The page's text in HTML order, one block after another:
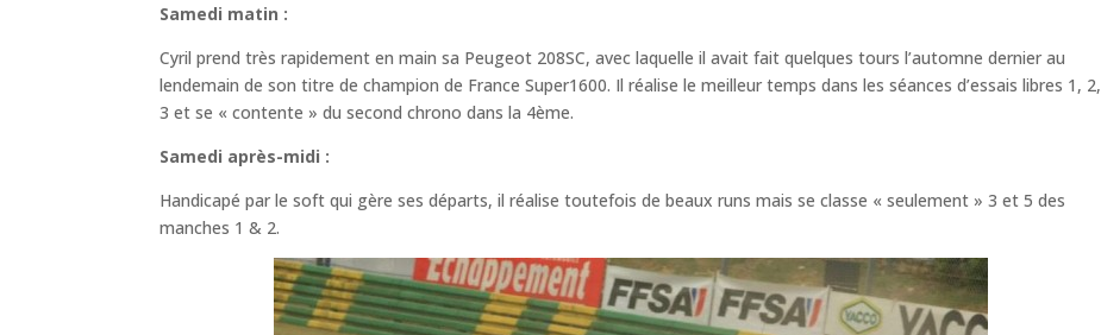
Samedi matin :
Cyril prend très rapidement en main sa Peugeot 208SC, avec laquelle il avait fait quelques tours l’automne dernier au
lendemain de son titre de champion de France Super1600. Il réalise le meilleur temps dans les séances d’essais libres 1, 2,
3 et se « contente » du second chrono dans la 4ème.
Samedi après-midi :
Handicapé par le soft qui gère ses départs, il réalise toutefois de beaux runs mais se classe « seulement » 3 et 5 des
manches 1 & 2.